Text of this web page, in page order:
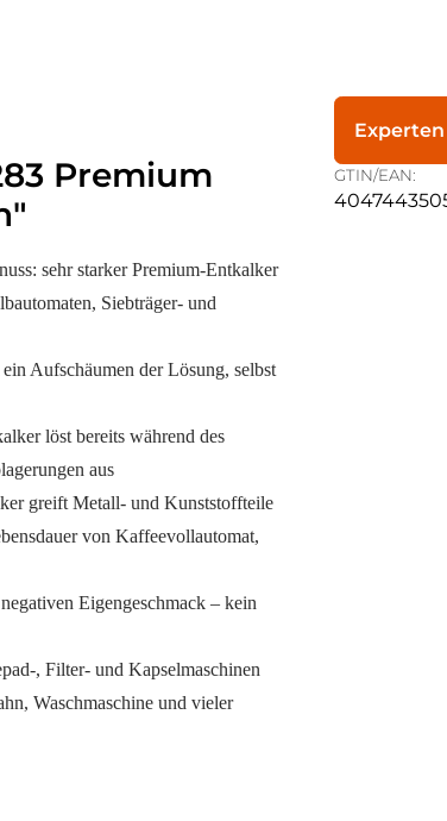
GTIN/EAN:
Premium
sehr starker Premium-Entkalker
Siebträger- und
Aufschäumen der Lösung, selbst
löst bereits während des
aus
greift Metall- und Kunststoffteile
von Kaffeevollautomat,
Eigengeschmack – kein
, Filter- und Kapselmaschinen
Waschmaschine und vieler